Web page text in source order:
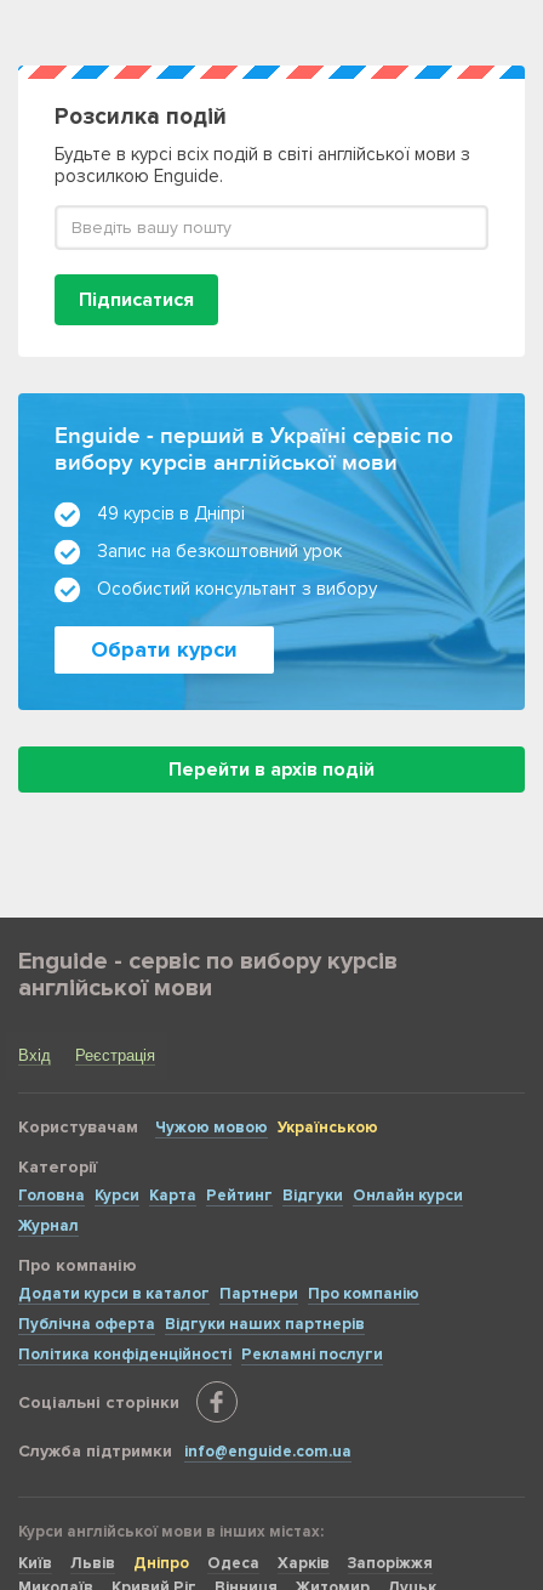
Розсилка подій
Будьте в курсі всіх подій в світі англійської мови з
розсилкою Enguide.
Підписатися
Enguide - перший в Україні сервіс по
вибору курсів англійської мови
49 курсів в Дніпрі
Запис на безкоштовний урок
Особистий консультант з вибору
Обрати курси
Перейти в архів подій
Enguide - сервіс по вибору курсів
англійської мови
Вхід Реєстрація
Користувачам Чужою мовою Українською
Категорії
Головна Курси Карта Рейтинг Відгуки
Онлайн курси
Журнал
Про компанію
Додати курси в каталог Партнери
Про компанію
Публічна оферта
Відгуки наших партнерів
Політика конфіденційності Рекламні послуги
Соціальні сторінки
Служба підтримки info@enguide.com.ua
Курси англійської мови в інших містах:
Київ
Львів Дніпро Одеса Харків
Запоріжжя